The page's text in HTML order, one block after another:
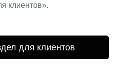
клиентов».
для клиентов